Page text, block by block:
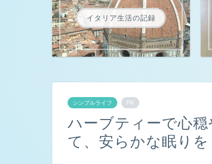
イタリア生活の記録
シンプルライフ PR
ハーブティーで心
て、安らかな眠りを